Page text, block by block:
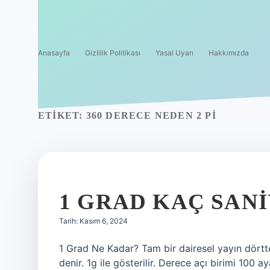
Anasayfa Gizlilik Politikası Yasal Uyarı Hakkımızda
ETIKET: 360 DERECE NEDEN 2 PI
1 GRAD KAÇ
Tarih: Kasım 6, 2024
1 Grad Ne Kadar? Tam bir dairesel yayın
denir. 1g ile gösterilir. Derece açı birimi 100